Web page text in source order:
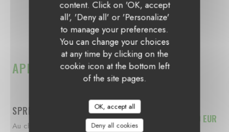
content. Click on 'OK, accept
all', 'Deny all' or 'Personalize'
to manage your preferences.
You can change your choices
at any time by clicking on the
cookie icon at the bottom left
of the site pages.
OK, accept all
Deny all cookies
NOS BOISSONS
APÉRITIFS
SPRITZ ST GERMAIN
Au champagne
13,00 EUR